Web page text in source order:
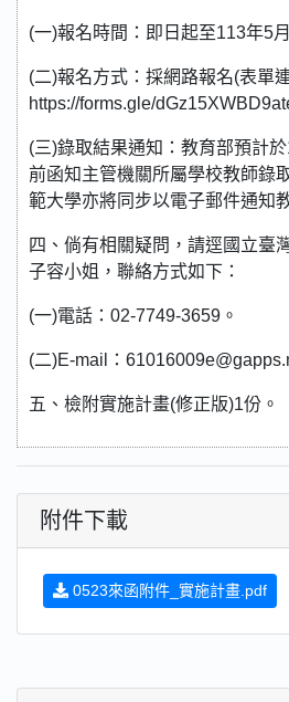
(一)報名時間：即日起至113年5
(二)報名方式：採網路報名(表單
https://forms.gle/
(三)錄取結果通知：教育部預計
前函知主管機關所屬學校教師錄
範大學亦將同步以電子郵件通知
四、倘有相關疑問，請逕國立臺
子容小姐，聯絡方式如下：
(一)電話：02-7749-3659。
(二)E-mail：
五、檢附實施計畫(修正版)1份。
附件下載
0523來函附件_實施計畫.pdf